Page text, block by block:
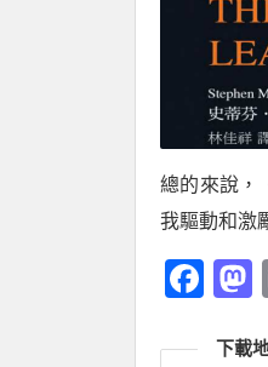
總的來說，
我驅動和激
下載